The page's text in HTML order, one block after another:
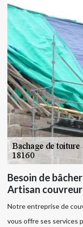
Besoin de
Artisan
Notre entreprise de
vous offre ses services